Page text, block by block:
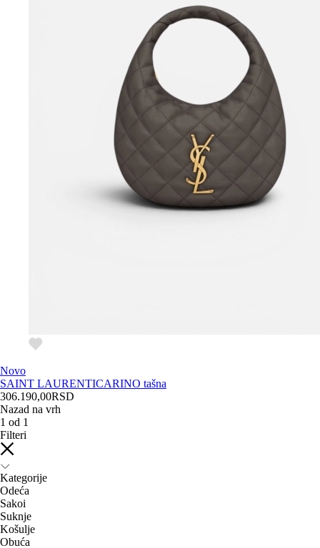
Novo
SAINT LAURENTICARINO tašna
306.190,00RSD
Nazad na vrh
1 od 1
Filteri
Kategorije
Odeća
Sakoi
Suknje
Košulje
Obuća